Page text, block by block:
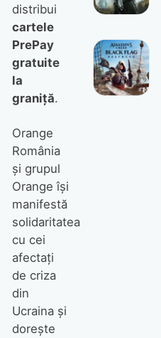
distribui
cartele
PrePay
gratuite
la
graniţă.
Orange
România
şi grupul
Orange îşi
manifestă
solidaritatea
cu cei
afectaţi
de criza
din
Ucraina şi
doreşte